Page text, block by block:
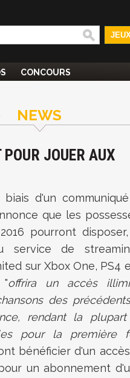
CONCOURS
NEWS
JOUER AUX
d'un
que les
pourront
service de
sur Xbox One, PS4
"offrira un accès
des
rendant la plupart
pour la première
bénéficier d'un
un abonnement